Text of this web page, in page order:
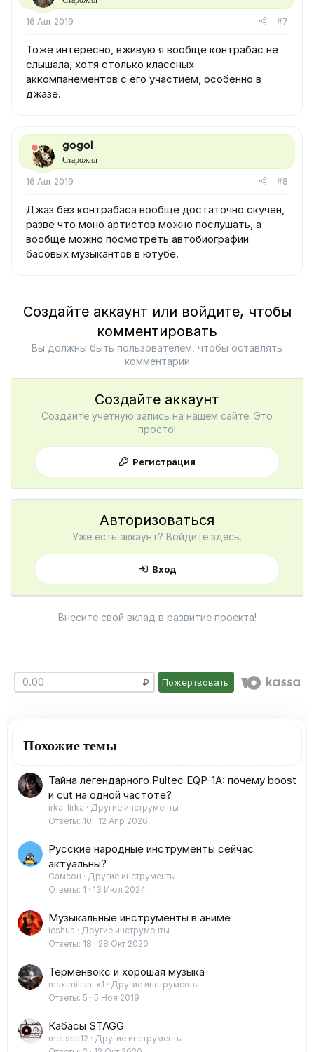
16 Авг 2019 #7
Тоже интересно, вживую я вообще контрабас не
слышала, хотя столько классных
аккомпанементов с его участием, особенно в
джазе.
gogol
Старожил
16 Авг 2019 #8
Джаз без контрабаса вообще достаточно скучен,
разве что моно артистов можно послушать, а
вообще можно посмотреть автобиографии
басовых музыкантов в ютубе.
Создайте аккаунт или войдите, чтобы
комментировать
Вы должны быть пользователем, чтобы оставлять
комментарии
Создайте аккаунт
Создайте учетную запись на нашем сайте. Это
просто!
Регистрация
Авторизоваться
Уже есть аккаунт? Войдите здесь.
Вход
Внесите свой вклад в развитие проекта!
Пожертвовать
Похожие темы
Тайна легендарного Pultec EQP-1A: почему boost
и cut на одной частоте?
irka-lirka
Другие инструменты
Ответы 10 12 Апр 2026
Русские народные инструменты сейчас
актуальны?
Самсон
Другие инструменты
Ответы 1 13 Июл 2024
Музыкальные инструменты в аниме
ieshua
Другие инструменты
Ответы 18 28 Окт 2020
Терменвокс и хорошая музыка
maximilian-x1
Другие инструменты
Ответы 5 5 Ноя 2019
Кабасы STAGG
melissa12
Другие инструменты